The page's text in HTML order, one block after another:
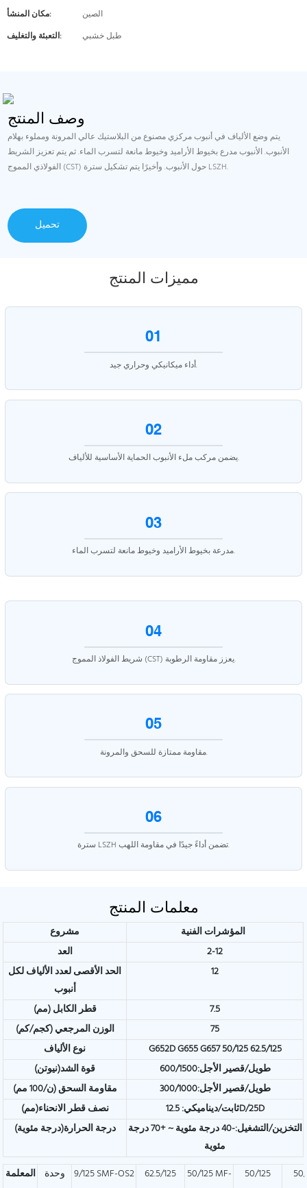
مكان المنشأ:
الصين
التعبئة والتغليف:
طبل خشبي
وصف المنتج
يتم وضع الألياف في أنبوب مركزي مصنوع من البلاستيك عالي المرونة ومملوء بهلام
الأنبوب. الأنبوب مدرع بخيوط الأراميد وخيوط مانعة لتسرب الماء. ثم يتم تعزيز الشريط
الفولاذي المموج (CST) حول الأنبوب. وأخيرًا يتم تشكيل سترة LSZH.
تحميل
مميزات المنتج
01
أداء ميكانيكي وحراري جيد.
02
يضمن مركب ملء الأنبوب الحماية الأساسية للألياف.
03
مدرعة بخيوط الأراميد وخيوط مانعة لتسرب الماء.
04
شريط الفولاذ المموج (CST) يعزز مقاومة الرطوبة.
05
مقاومة ممتازة للسحق والمرونة.
06
سترة LSZH تضمن أداءً جيدًا في مقاومة اللهب.
معلمات المنتج
مشروع
المؤشرات الفنية
العد
2-12
الحد الأقصى لعدد الألياف لكل
أنبوب
12
قطر الكابل (مم)
7.5
الوزن المرجعي (كجم/كم)
75
نوع الألياف
G652D G655 G657 50/125 62.5/125
قوة الشد(نيوتن)
طويل/قصير الأجل:600/1500
مقاومة السحق (ن/100 مم)
طويل/قصير الأجل:300/1000
نصف قطر الانحناء(مم)
ثابت/ديناميكي: 12.5D/25D
درجة الحرارة(درجة مئوية)
التخزين/التشغيل:-40 درجة مئوية ~ +70 درجة
مئوية
المعلمة
وحدة 9/125 SMF-OS2
62.5/125
50/125 MF-
50/125